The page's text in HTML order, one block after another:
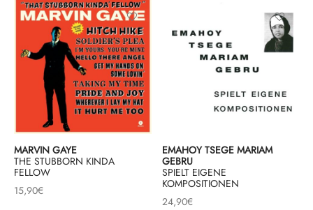
MARVIN GAYE
THE STUBBORN KINDA
FELLOW
15,90€
EMAHOY TSEGE MARIAM
GEBRU
SPIELT EIGENE
KOMPOSITIONEN
24,90€